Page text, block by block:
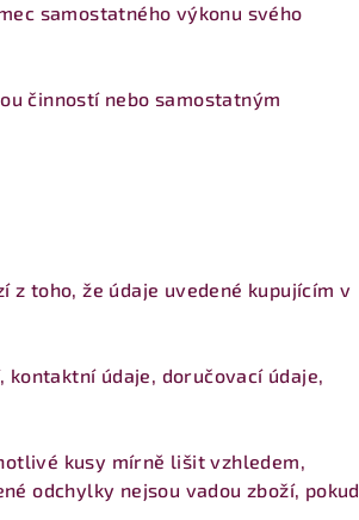
samostatného výkonu svého
činností nebo samostatným
z toho, že údaje uvedené kupujícím v
údaje, doručovací údaje,
kusy mírně lišit vzhledem,
odchylky nejsou vadou zboží, pokud